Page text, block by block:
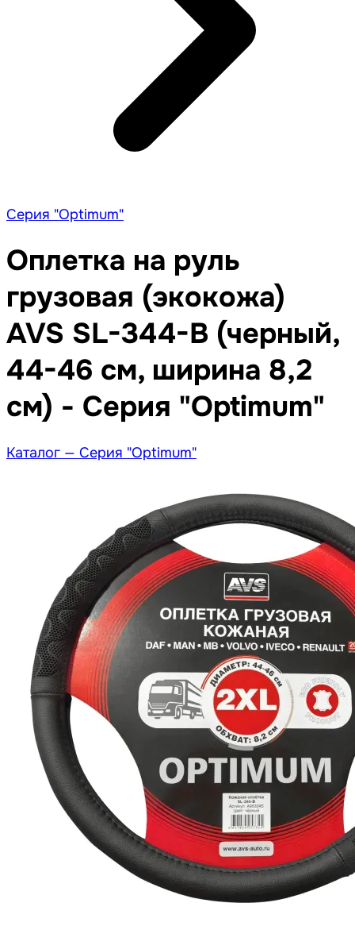
Серия "Optimum"
Оплетка на руль
грузовая (экокожа)
AVS SL-344-B (черный,
44-46 см, ширина 8,2
см) - Серия "Optimum"
Каталог — Серия "Optimum"